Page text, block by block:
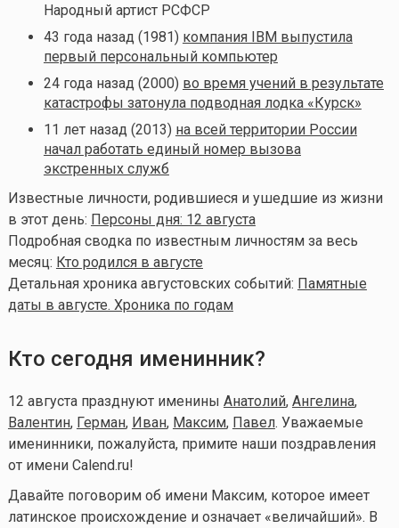
Народный артист РСФСР
43 года назад (1981) компания IBM выпустила
первый персональный компьютер
24 года назад (2000) во время учений в результате
катастрофы затонула подводная лодка «Курск»
11 лет назад (2013) на всей территории России
начал работать единый номер вызова
экстренных служб
Известные личности, родившиеся и ушедшие из жизни
в этот день: Персоны дня: 12 августа
Подробная сводка по известным личностям за весь
месяц: Кто родился в августе
Детальная хроника августовских событий: Памятные
даты в августе. Хроника по годам
Кто сегодня именинник?
12 августа празднуют именины Анатолий, Ангелина,
Валентин, Герман, Иван, Максим, Павел. Уважаемые
именинники, пожалуйста, примите наши поздравления
от имени Calend.ru!
Давайте поговорим об имени Максим, которое имеет
латинское происхождение и означает «величайший». В